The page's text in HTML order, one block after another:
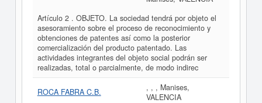
Artículo 2 . OBJETO. La sociedad tendrá por objeto el
asesoramiento sobre el proceso de reconocimiento y
obtenciones de patentes así como la posterior
comercialización del producto patentado. Las
actividades integrantes del objeto social podrán ser
realizadas, total o parcialmente, de modo indirec
ROCA FABRA C.B.
, , , Manises,
VALENCIA